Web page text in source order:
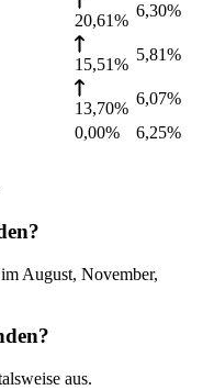
20,61%
6,30%
15,51%
5,81%
13,70%
6,07%
0,00% 6,25%
August, November,
aus.